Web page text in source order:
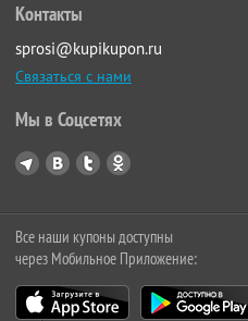
Контакты
sprosi@kupikupon.ru
Связаться с нами
Мы в Соцсетях
Все наши купоны доступны
через Мобильное Приложение: